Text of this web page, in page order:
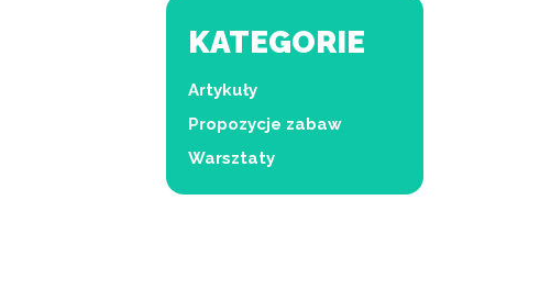
KATEGORIE
Artykuły
Propozycje zabaw
Warsztaty